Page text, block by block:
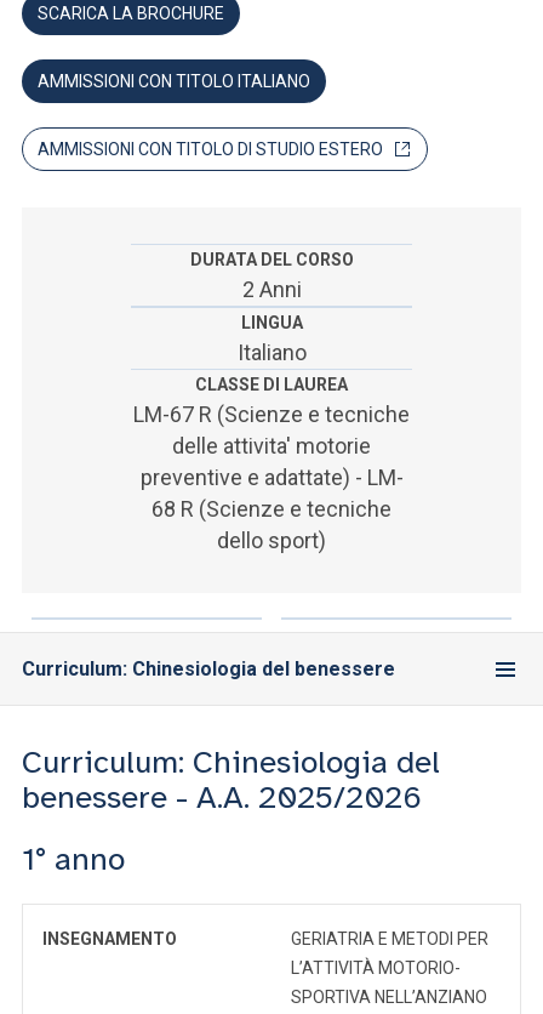
SEI UN DOCENTE O UN MEMBRO DELLO STAFF
SCARICA LA BROCHURE
AMMISSIONI CON TITOLO ITALIANO
AMMISSIONI CON TITOLO DI STUDIO ESTERO
DURATA DEL CORSO
2 Anni
LINGUA
Italiano
CLASSE DI LAUREA
LM-67 R (Scienze e tecniche
delle attivita' motorie
preventive e adattate) - LM-
68 R (Scienze e tecniche
dello sport)
Curriculum: Chinesiologia del benessere
Curriculum: Chinesiologia del
benessere - A.A. 2025/2026
1° anno
INSEGNAMENTO
GERIATRIA E METODI PER
L’ATTIVITÀ MOTORIO-
SPORTIVA NELL’ANZIANO